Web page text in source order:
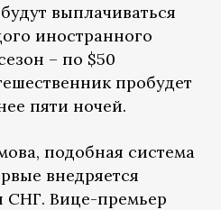
выплачиваться
иностранного
– по $50
пробудет
пяти ночей.
подобная система
внедряется
СНГ. Вице-премьер